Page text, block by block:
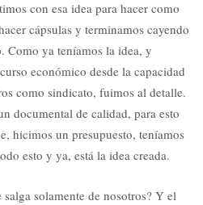
con esa idea para hacer como
cápsulas y terminamos cayendo
Como ya teníamos la idea, y
económico desde la capacidad
como sindicato, fuimos al detalle.
documental de calidad, para esto
hicimos un presupuesto, teníamos
esto y ya, está la idea creada.
solamente de nosotros? Y el